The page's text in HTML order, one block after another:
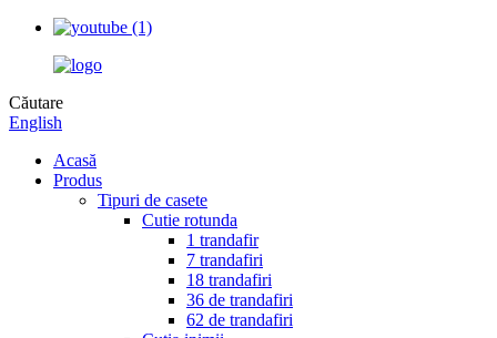
Căutare
English
Acasă
Produs
Tipuri de casete
Cutie rotunda
1 trandafir
7 trandafiri
18 trandafiri
36 de trandafiri
62 de trandafiri